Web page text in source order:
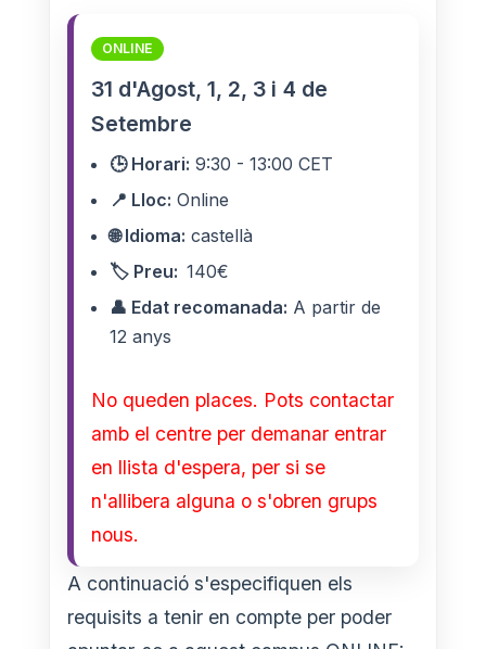
ONLINE
31 d'Agost, 1, 2, 3 i 4 de
Setembre
🕒 Horari: 9:30 - 13:00 CET
📍 Lloc: Online
🌐 Idioma: castellà
🏷️ Preu: 140€
👤 Edat recomanada: A partir de
12 anys
No queden places. Pots contactar
amb el centre per demanar entrar
en llista d'espera, per si se
n'allibera alguna o s'obren grups
nous.
A continuació s'especifiquen els
requisits a tenir en compte per poder